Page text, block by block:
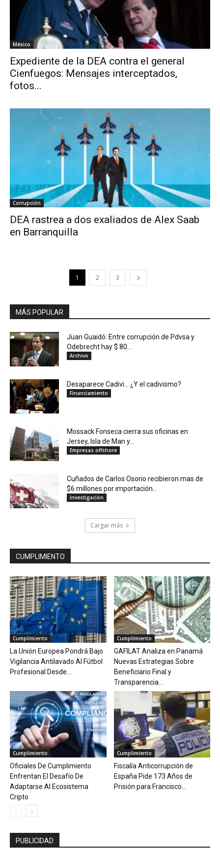
México
Expediente de la DEA contra el general
Cienfuegos: Mensajes interceptados,
fotos...
Corrupción
DEA rastrea a dos exaliados de Alex Saab
en Barranquilla
1 2 3
MÁS POPULAR
Juan Guaidó: Entre corrupción de Pdvsa y
Odebrecht hay $ 80...
Archivo
Desaparece Cadivi… ¿Y el cadivismo?
Financiamiento
Mossack Fonseca cierra sus oficinas en
Jersey, Isla de Man y...
Empresas offshore
Cuñados de Carlos Osorio recibieron mas de
$6 millones por importación...
Investigación
Cargar más
CUMPLIMIENTO
Cumplimiento
La Unión Europea Pondrá Bajo
Vigilancia Antilavado Al Fútbol
Profesional Desde...
Cumplimiento
GAFILAT Analiza en Panamá
Nuevas Estrategias Sobre
Beneficiario Final y
Transparencia...
Cumplimiento
Oficiales De Cumplimiento
Enfrentan El Desafío De
Adaptarse Al Ecosistema
Cripto
Cumplimiento
Fiscalía Anticorrupción de
España Pide 173 Años de
Prisión para Francisco...
PUBLICIDAD